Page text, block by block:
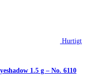
Hurtigt
1.5 g – No. 6110